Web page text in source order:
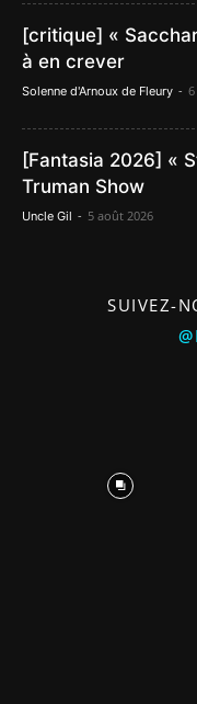
[critique] «
à en crever
Solenne d'Arnoux de Fleury -
[Fantasia 2026] «
Truman Show
Uncle Gil - 5 août 2026
SUIVEZ-